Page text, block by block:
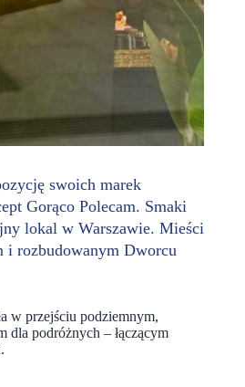
swoich marek
Gorąco Polecam. Smaki
lokal w Warszawie. Mieści
i rozbudowanym Dworcu
w przejściu podziemnym,
dla podróżnych – łączącym